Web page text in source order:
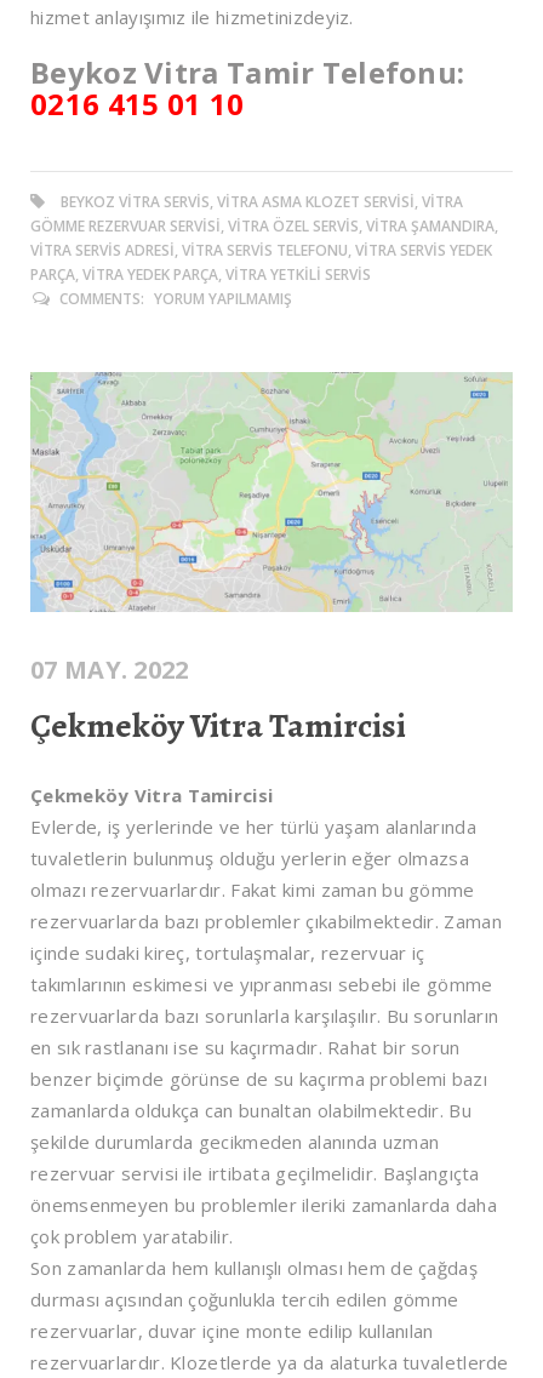
hizmet anlayışımız ile hizmetinizdeyiz.
Beykoz Vitra Tamir Telefonu:
0216 415 01 10
BEYKOZ VITRA SERVIS, VITRA ASMA KLOZET SERVISI, VITRA
GÖMME REZERVUAR SERVISI, VITRA ÖZEL SERVIS, VITRA ŞAMANDIRA,
VITRA SERVIS ADRESI, VITRA SERVIS TELEFONU, VITRA SERVIS YEDEK
PARÇA, VITRA YEDEK PARÇA, VITRA YETKILI SERVIS
COMMENTS: YORUM YAPILMAMIŞ
07 MAY. 2022
Çekmeköy Vitra Tamircisi
Çekmeköy Vitra Tamircisi
Evlerde, iş yerlerinde ve her türlü yaşam alanlarında
tuvaletlerin bulunmuş olduğu yerlerin eğer olmazsa
olmazı rezervuarlardır. Fakat kimi zaman bu gömme
rezervuarlarda bazı problemler çıkabilmektedir. Zaman
içinde sudaki kireç, tortulaşmalar, rezervuar iç
takımlarının eskimesi ve yıpranması sebebi ile gömme
rezervuarlarda bazı sorunlarla karşılaşılır. Bu sorunların
en sık rastlananı ise su kaçırmadır. Rahat bir sorun
benzer biçimde görünse de su kaçırma problemi bazı
zamanlarda oldukça can bunaltan olabilmektedir. Bu
şekilde durumlarda gecikmeden alanında uzman
rezervuar servisi ile irtibata geçilmelidir. Başlangıçta
önemsenmeyen bu problemler ileriki zamanlarda daha
çok problem yaratabilir.
Son zamanlarda hem kullanışlı olması hem de çağdaş
durması açısından çoğunlukla tercih edilen gömme
rezervuarlar, duvar içine monte edilip kullanılan
rezervuarlardır. Klozetlerde ya da alaturka tuvaletlerde